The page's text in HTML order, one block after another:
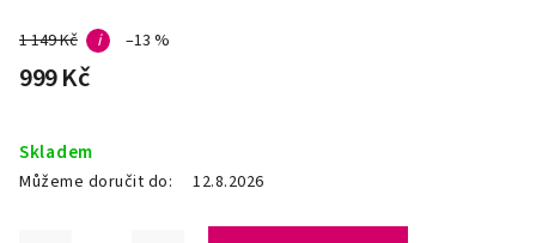
1 149 Kč i –13 %
999 Kč
Skladem
Můžeme doručit do: 12.8.2026